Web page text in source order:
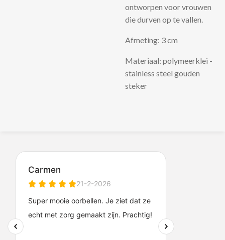
ontworpen voor vrouwen
die durven op te vallen.
Afmeting: 3 cm
Materiaal: polymeerklei -
stainless steel gouden
steker